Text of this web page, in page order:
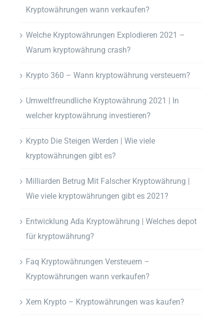
Kryptowährungen wann verkaufen?
Welche Kryptowährungen Explodieren 2021 –
Warum kryptowährung crash?
Krypto 360 – Wann kryptowährung versteuern?
Umweltfreundliche Kryptowährung 2021 | In
welcher kryptowährung investieren?
Krypto Die Steigen Werden | Wie viele
kryptowährungen gibt es?
Milliarden Betrug Mit Falscher Kryptowährung |
Wie viele kryptowährungen gibt es 2021?
Entwicklung Ada Kryptowährung | Welches depot
für kryptowährung?
Faq Kryptowährungen Versteuern –
Kryptowährungen wann verkaufen?
Xem Krypto – Kryptowährungen was kaufen?